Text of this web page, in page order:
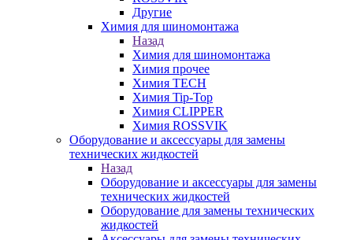
Другие
Химия для шиномонтажа
Назад
Химия для шиномонтажа
Химия прочее
Химия TECH
Химия Tip-Top
Химия CLIPPER
Химия ROSSVIK
Оборудование и аксессуары для замены
технических жидкостей
Назад
Оборудование и аксессуары для замены
технических жидкостей
Оборудование для замены технических
жидкостей